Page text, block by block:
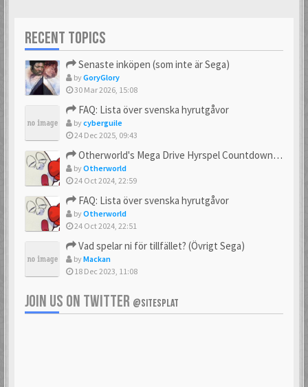
RECENT TOPICS
Senaste inköpen (som inte är Sega)
byGoryGlory
30 Mar 2026, 15:08
FAQ: Lista över svenska hyrutgåvor
bycyberguile
24 Dec 2025, 09:43
Otherworld's Mega Drive Hyrspel Countdown Tråd!
byOtherworld
24 Oct 2024, 22:59
FAQ: Lista över svenska hyrutgåvor
byOtherworld
24 Oct 2024, 22:51
Vad spelar ni för tillfället? (Övrigt Sega)
byMackan
18 Dec 2023, 11:08
JOIN US ON TWITTER @SITESPLAT